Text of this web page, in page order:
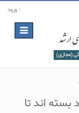
ورود
Toggle
navigation
اند تا